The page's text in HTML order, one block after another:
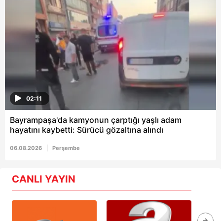
02:11
Bayrampaşa'da kamyonun çarptığı yaşlı adam
hayatını kaybetti: Sürücü gözaltına alındı
06.08.2026 Perşembe
CANLI YAYIN